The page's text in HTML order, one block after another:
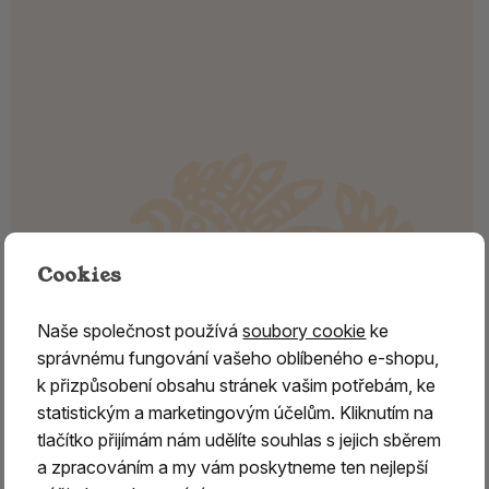
Cookies
Naše společnost používásoubory cookie ke
správnému fungování vašeho oblíbeného e-shopu,
k přizpůsobení obsahu stránek vašim potřebám, ke
statistickým a marketingovým účelům. Kliknutím na
tlačítko přijímám nám udělíte souhlas s jejich sběrem
a zpracováním a my vám poskytneme ten nejlepší